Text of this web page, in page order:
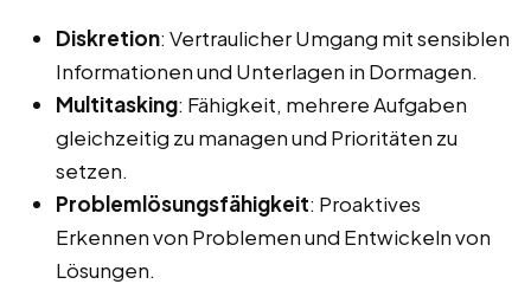
Diskretion: Vertraulicher Umgang mit sensiblen
Informationen und Unterlagen in Dormagen.
Multitasking: Fähigkeit, mehrere Aufgaben
gleichzeitig zu managen und Prioritäten zu
setzen.
Problemlösungsfähigkeit: Proaktives
Erkennen von Problemen und Entwickeln von
Lösungen.